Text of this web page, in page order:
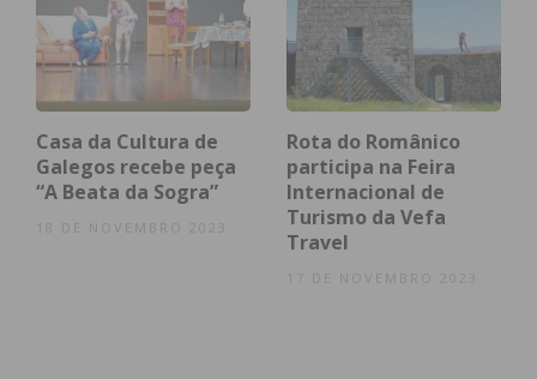
Casa da Cultura de
Galegos recebe peça
“A Beata da Sogra”
Rota do Românico
participa na Feira
Internacional de
Turismo da Vefa
Travel
17 DE NOVEMBRO 2023